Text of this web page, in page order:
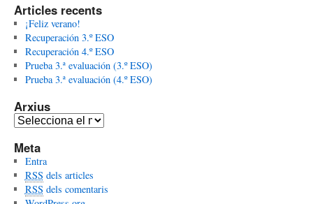
Articles recents
¡Feliz verano!
Recuperación 3.º ESO
Recuperación 4.º ESO
Prueba 3.ª evaluación (3.º ESO)
Prueba 3.ª evaluación (4.º ESO)
Arxius
A
x
i
u
s
Meta
Entra
RSS dels articles
RSS dels comentaris